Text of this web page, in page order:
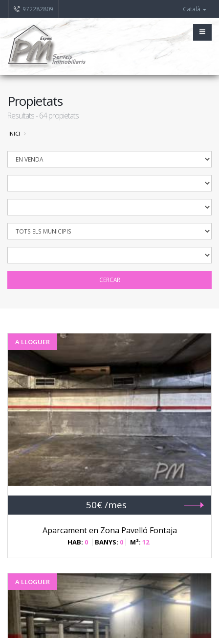
972282809 Català
Propietats
Resultats -64propietats
INICI
A LLOGUER
50€ /mes
Aparcament en Zona Pavelló Fontaja
HAB: 0 BANYS: 0 M²: 12
A LLOGUER